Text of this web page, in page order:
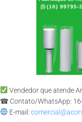
Vendedor que atende
☎ Contato/WhatsApp:
E-mail: